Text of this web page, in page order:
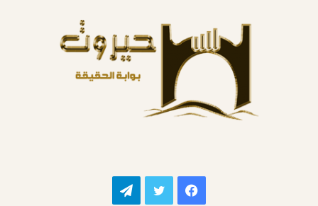
فيسبوك تويتر تيلقرام